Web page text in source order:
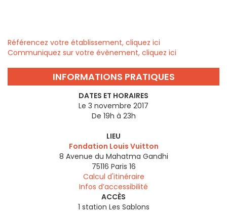
Référencez votre établissement, cliquez ici
Communiquez sur votre évènement, cliquez ici
INFORMATIONS PRATIQUES
DATES ET HORAIRES
Le 3 novembre 2017
De 19h à 23h
LIEU
Fondation Louis Vuitton
8 Avenue du Mahatma Gandhi
75116 Paris 16
Calcul d'itinéraire
Infos d’accessibilité
ACCÈS
1 station Les Sablons